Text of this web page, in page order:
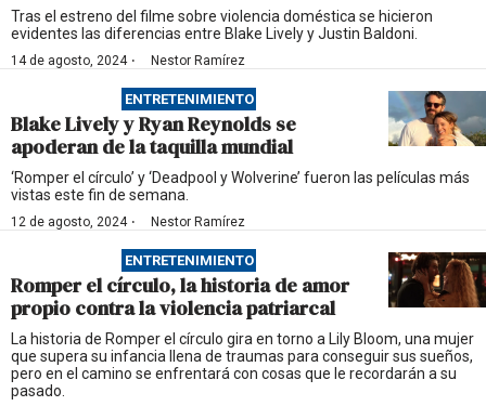
Tras el estreno del filme sobre violencia doméstica se hicieron
evidentes las diferencias entre Blake Lively y Justin Baldoni.
14 de agosto, 2024· Nestor Ramírez
ENTRETENIMIENTO
Blake Lively y Ryan Reynolds se
apoderan de la taquilla mundial
‘Romper el círculo’ y ‘Deadpool y Wolverine’ fueron las películas más
vistas este fin de semana.
12 de agosto, 2024· Nestor Ramírez
ENTRETENIMIENTO
Romper el círculo, la historia de amor
propio contra la violencia patriarcal
La historia de Romper el círculo gira en torno a Lily Bloom, una mujer
que supera su infancia llena de traumas para conseguir sus sueños,
pero en el camino se enfrentará con cosas que le recordarán a su
pasado.